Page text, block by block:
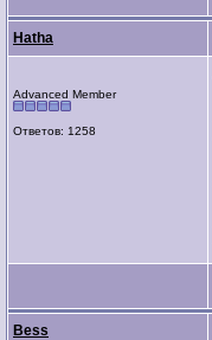
Hatha
Advanced Member
Ответов: 1258
Bess